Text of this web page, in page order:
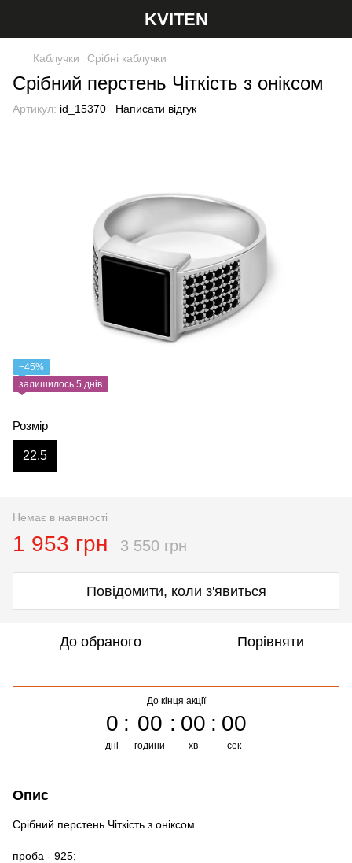
KVITEN
Каблучки Срібні каблучки
Срібний перстень Чіткість з оніксом
Артикул: id_15370 Написати відгук
−45%
залишилось 5 днів
Розмір
22.5
Немає в наявності
1 953 грн 3 550 грн
Повідомити, коли з'явиться
До обраного Порівняти
До кінця акції
0
дні
00
години
00
хв
00
сек
Опис
Срібний перстень Чіткість з оніксом
проба - 925;